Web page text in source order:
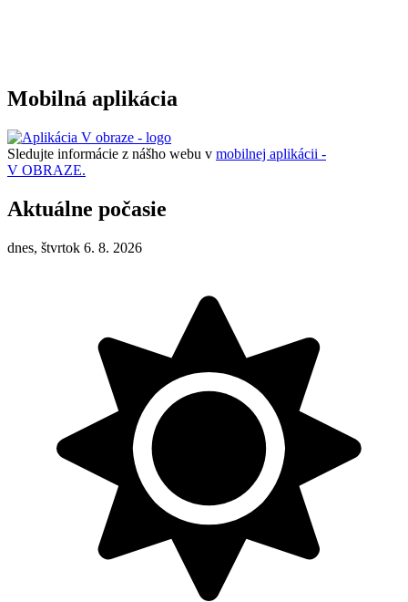
Mobilná aplikácia
Sledujte informácie z nášho webu v mobilnej aplikácii -
V OBRAZE.
Aktuálne počasie
dnes, štvrtok 6. 8. 2026